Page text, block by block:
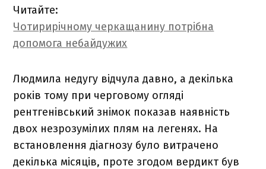
Читайте:
Чотирирічному черкащанину потрібна
допомога небайдужих
Людмила недугу відчула давно, а декілька
років тому при черговому огляді
рентгенівський знімок показав наявність
двох незрозумілих плям на легенях. На
встановлення діагнозу було витрачено
декілька місяців, проте згодом вердикт був